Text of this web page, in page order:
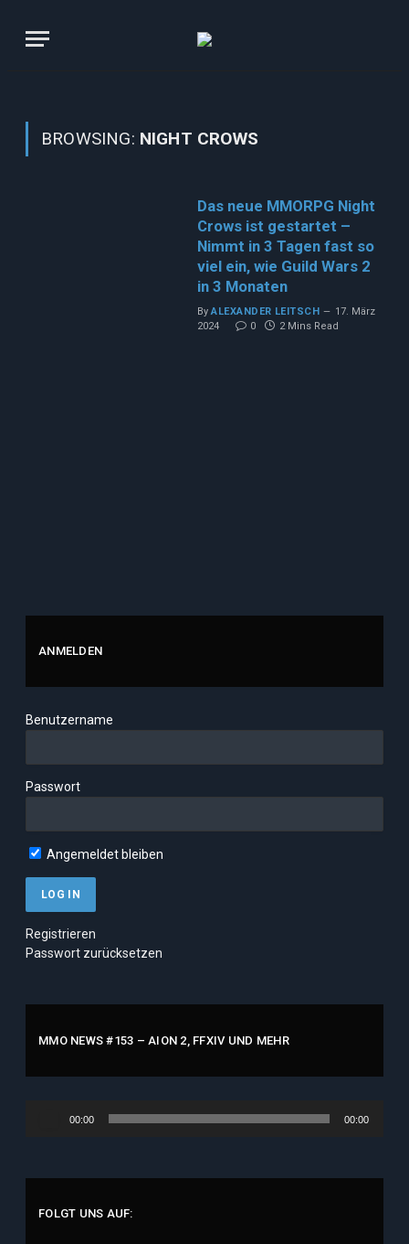
BROWSING: NIGHT CROWS
Das neue MMORPG Night
Crows ist gestartet –
Nimmt in 3 Tagen fast so
viel ein, wie Guild Wars 2
in 3 Monaten
By ALEXANDER LEITSCH
17. März
2024
0 2 Mins Read
ANMELDEN
Benutzername
Passwort
Angemeldet bleiben
Registrieren
Passwort zurücksetzen
MMO NEWS #153 – AION 2, FFXIV UND MEHR
00:00 00:00
FOLGT UNS AUF: